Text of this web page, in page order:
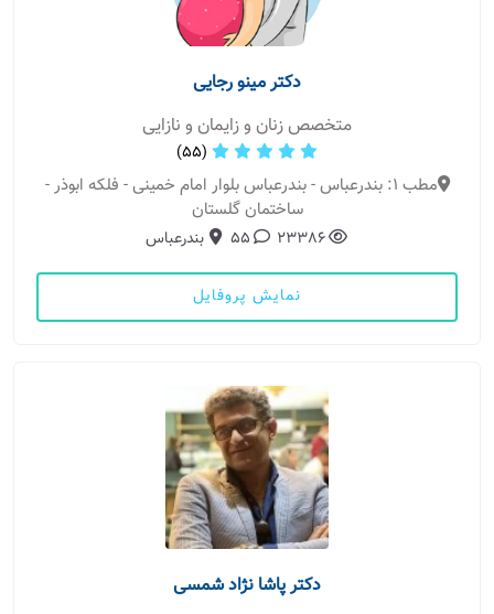
دکتر مینو رجایی
متخصص زنان و زایمان و نازایی
(55)
مطب 1: بندرعباس - بندرعباس بلوار امام خمینی - فلکه ابوذر -
ساختمان گلستان
23386
55 بندرعباس
نمایش پروفایل
دکتر پاشا نژاد شمسی